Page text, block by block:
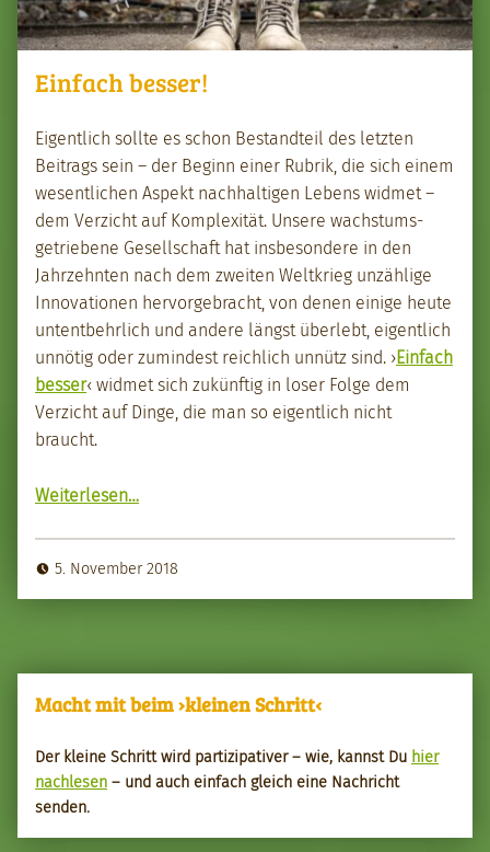
Einfach besser!
Eigentlich sollte es schon Bestandteil des let­zten
Beitrags sein – der Beginn ein­er Rubrik, die sich einem
wesentlichen Aspekt nach­halti­gen Lebens wid­met –
dem Verzicht auf Kom­plex­ität. Unsere wach­s­tums­
getriebene Gesellschaft hat ins­beson­dere in den
Jahrzehn­ten nach dem zweit­en Weltkrieg unzäh­lige
Inno­va­tio­nen her­vorge­bracht, von denen einige heute
untent­behrlich und andere längst über­lebt, eigentlich
unnötig oder zumin­d­est reich­lich unnütz sind. ›Ein­fach
bess­er‹ wid­met sich zukün­ftig in los­er Folge dem
Verzicht auf Dinge, die man so eigentlich nicht
braucht.
Weit­er­lesen…
5. November 2018
Macht mit beim ›kleinen Schritt‹
Der kleine Schritt wird par­tizipa­tiv­er – wie, kannst Du hier
nach­le­sen – und auch ein­fach gle­ich eine Nachricht
senden.